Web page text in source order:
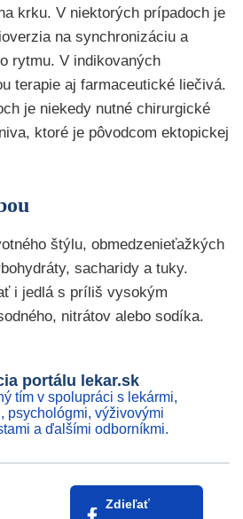
krku. V niektorých prípadoch je
na synchronizáciu a
rytmu. V indikovaných
terapie aj farmaceutické liečivá.
je niekedy nutné chirurgické
ktoré je pôvodcom ektopickej
štýlu, obmedzenieťažkých
sacharidy a tuky.
i jedlá s príliš vysokým
nitrátov alebo sodíka.
portálu lekar.sk
tím v spolupráci s lekármi,
psychológmi, výživovými
a ďalšími odborníkmi.
Zdieľať